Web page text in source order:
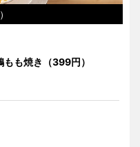
もも焼き（399円）